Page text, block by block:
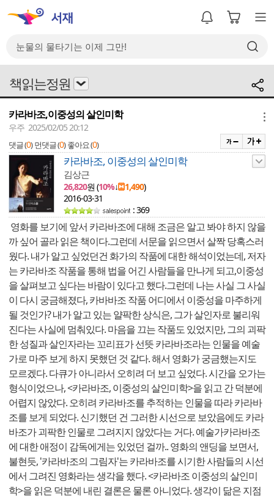
책읽는정원
카라바조,이중성의 살인미학
우주 2025/02/05 20:12
댓글 (0) 먼댓글 (0) 좋아요 (0)
카라바조, 이중성의 살인미학
김상근
26,820원 (10%↓ 1,490)
2016-03-31
: 369
영화를 보기에 앞서 카라바조에 대해 조금은 알고 봐야 하지 않을
까 싶어 골라 읽은 책이다.그런데 서문을 읽으면서 살짝 당혹스러
웠다. 내가 알고 싶었던건 화가의 작품에 대한 해석이었는데, 저자
는 카라바조 작품을 통해 법을 어긴 사람들을 만나게 되고,이중성
을 살펴보고 싶다는 바람이 있다고 했다.그런데 나는 사실 그 사실
이 다시 궁금해졌다, 카바바조 작품 어디에서 이중성을 마주하게
될 것인가? 내가 알고 있는 얄팍한 상식은, 그가 살인자로 불리워
진다는 사실에 멈춰있다. 마음을 끄는 작품도 있었지만, 그의 괴팍
한 성질과 살인자라는 꼬리표가 선뜻 카라바조라는 인물을 예술
가로 마주 보게 하지 못했던 것 같다. 해서 영화가 궁금했는지도
모르겠다. 다큐가 아니라서 오히려 더 보고 싶었다. 시간을 오가는
형식이었으나, <카라바조, 이중성의 살인미학>을 읽고 간 덕분에
어렵지 않았다. 오히려 카라바조를 추적하는 인물을 따라 카라바
조를 보게 되었다. 신기했던 건 그러한 시선으로 보았음에도 카라
바조가 괴팍한 인물로 그려지지 않았다는 거다. 예술가카라바조
에 대한 애정이 감독에게는 있었던 걸까.. 영화의 앤딩을 보면서,
불현듯, '카라바조의 그림자'는 카라바조를 시기한 사람들의 시선
에서 그려진 영화라는 생각을 했다. <카라바조 이중성의 살인미
학>을 읽은 덕분에 내린 결론은 물론 아니었다. 생각이 닮은 지점